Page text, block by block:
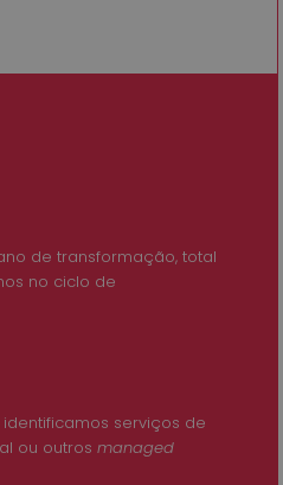
de transformação, total
no ciclo de
serviços de
ou outros managed